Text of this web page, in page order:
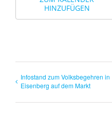
HINZUFÜGEN
Infostand zum Volksbegehren in
Eisenberg auf dem Markt